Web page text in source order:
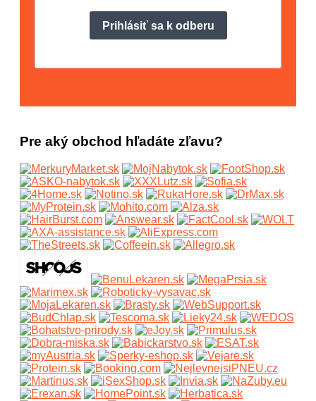
Pre aký obchod hľadáte zľavu?